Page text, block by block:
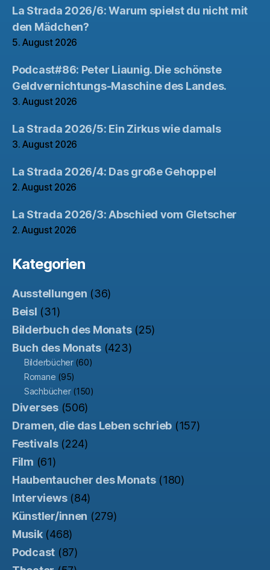
La Strada 2026/6: Warum spielst du nicht mit
den Mädchen?
5. August 2026
Podcast#86: Peter Liaunig. Die schönste
Geldvernichtungs-Maschine des Landes.
3. August 2026
La Strada 2026/5: Ein Zirkus wie damals
3. August 2026
La Strada 2026/4: Das große Gehoppel
2. August 2026
La Strada 2026/3: Abschied vom Gletscher
2. August 2026
Kategorien
Ausstellungen (36)
Beisl (31)
Bilderbuch des Monats(25)
Buch des Monats(423)
Bilderbücher(60)
Romane (95)
Sachbücher(150)
Diverses(506)
Dramen, die das Leben schrieb (157)
Festivals(224)
Film (61)
Haubentaucher des Monats(180)
Interviews(84)
Künstler/innen (279)
Musik(468)
Podcast (87)